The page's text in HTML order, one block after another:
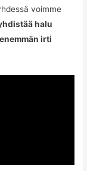
voimme
halu
irti